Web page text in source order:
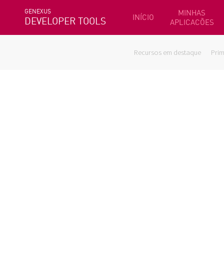
GENEXUS
DEVELOPER TOOLS INÍCIO
MINHAS
APLICACÕES
Recursos em destaque